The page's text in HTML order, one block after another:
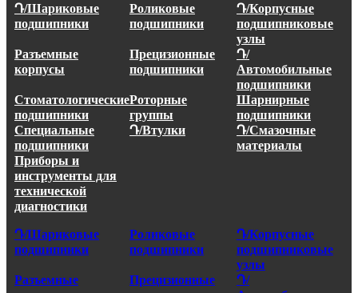
Դ/Шариковые
подшипники
Роликовые
подшипники
Դ/Корпусные
подшипниковые
узлы
Разъемные
корпусы
Прецизионные
подшипники
Դ/
Автомобильные
подшипники
Стоматологические
подшипники
Роторные
группы
Шарнирные
подшипники
Специальные
подшипники
Դ/Втулки
Դ/Смазочные
материалы
Приборы и
инструменты для
технической
диагностики
Դ/Шариковые
подшипники
Роликовые
подшипники
Դ/Корпусные
подшипниковые
узлы
Разъемные
Прецизионные
Դ/